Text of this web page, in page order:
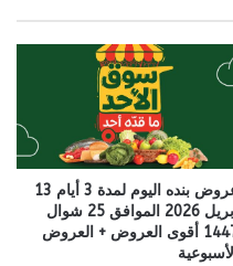
عروض بنده اليوم لمدة 3 أيام 13
ابريل 2026 الموافق 25 شوال
1447 أقوى العروض + العروض
الأسبوعية